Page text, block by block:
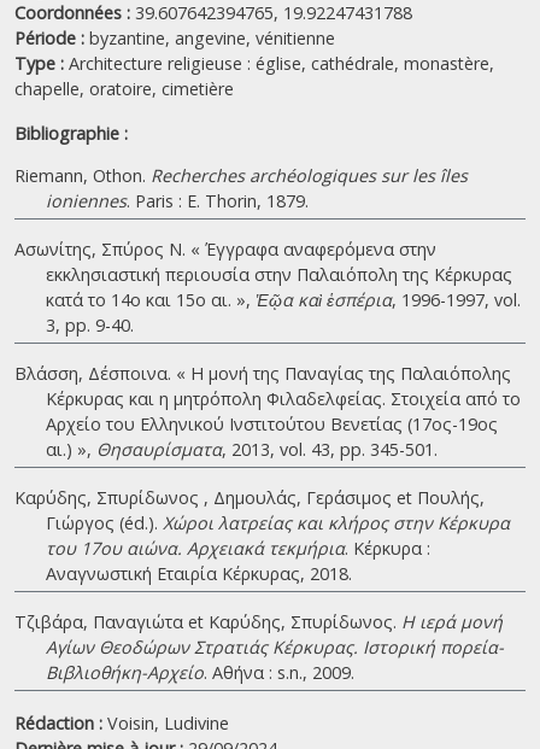
Coordonnées : 39.607642394765, 19.92247431788
Période : byzantine, angevine, vénitienne
Type : Architecture religieuse : église, cathédrale, monastère,
chapelle, oratoire, cimetière
Bibliographie :
Riemann, Othon. Recherches archéologiques sur les îles
ioniennes. Paris : E. Thorin, 1879.
Ασωνίτης, Σπύρος Ν. « Έγγραφα αναφερόμενα στην
εκκλησιαστική περιουσία στην Παλαιόπολη της Κέρκυρας
κατά το 14ο και 15ο αι. », Ἑῷα καὶ ἑσπέρια, 1996-1997, vol.
3, pp. 9-40.
Βλάσση, Δέσποινα. « Η μονή της Παναγίας της Παλαιόπολης
Κέρκυρας και η μητρόπολη Φιλαδελφείας. Στοιχεία από το
Αρχείο του Ελληνικού Ινστιτούτου Βενετίας (17ος-19ος
αι.) », Θησαυρίσματα, 2013, vol. 43, pp. 345-501.
Καρύδης, Σπυρίδωνος , Δημουλάς, Γεράσιμος et Πουλής,
Γιώργος (éd.). Χώροι λατρείας και κλήρος στην Κέρκυρα
του 17ου αιώνα. Αρχειακά τεκμήρια. Κέρκυρα :
Αναγνωστική Εταιρία Κέρκυρας, 2018.
Τζιβάρα, Παναγιώτα et Καρύδης, Σπυρίδωνος. Η ιερά μονή
Αγίων Θεοδώρων Στρατιάς Κέρκυρας. Ιστορική πορεία-
Βιβλιοθήκη-Αρχείο. Αθήνα : s.n., 2009.
Rédaction : Voisin, Ludivine